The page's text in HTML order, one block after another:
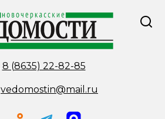
8 (8635) 22-82-85
vedomostin@mail.ru